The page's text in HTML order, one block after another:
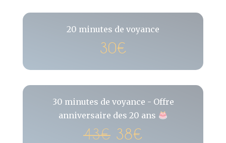
20 minutes de voyance
30€
30 minutes de voyance - Offre
anniversaire des 20 ans
43€ 38€